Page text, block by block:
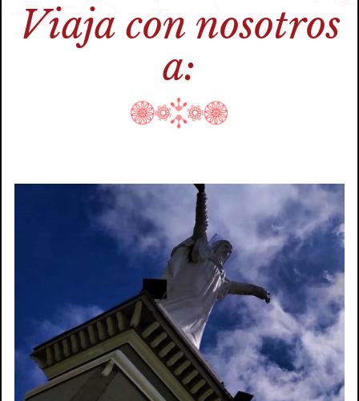
Viaja con nosotros
a: